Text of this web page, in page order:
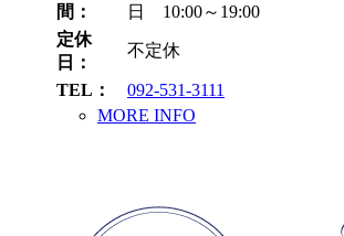
間：
日 10:00～19:00
定休
日：
不定休
TEL：
092-531-3111
MORE INFO